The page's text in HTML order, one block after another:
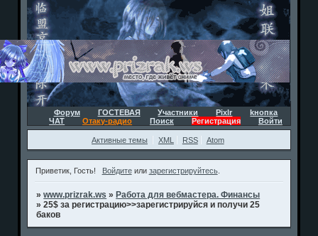
Форум ГОСТЕВАЯ Участники Pixlr
kнопка
ЧАТ
Отаку-радио Поиск Регистрация Войти
Активные темы XML RSS Atom
Приветик, Гость! Войдитеили зарегистрируйтесь.
»www.prizrak.ws » Работа для вебмастера. Финансы
»25$ за регистрацию>>зарегистрируйся и получи 25
баков